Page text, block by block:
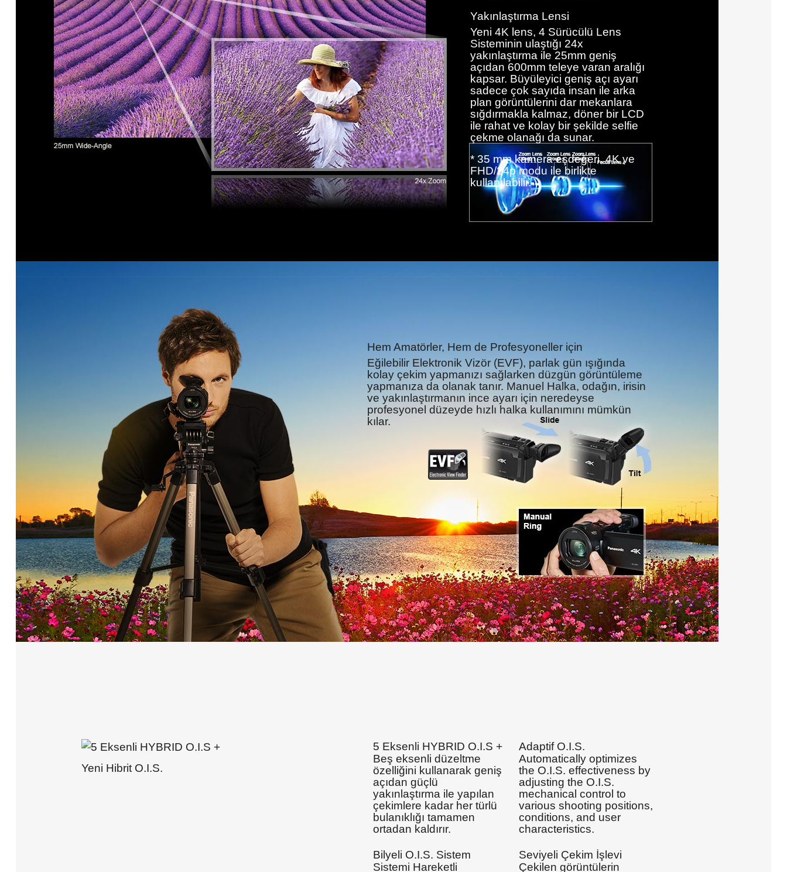
Yakınlaştırma Lensi
Yeni 4K lens, 4 Sürücülü Lens
Sisteminin ulaştığı 24x
yakınlaştırma ile 25mm geniş
açıdan 600mm teleye varan aralığı
kapsar. Büyüleyici geniş açı ayarı
sadece çok sayıda insan ile arka
plan görüntülerini dar mekanlara
sığdırmakla kalmaz, döner bir LCD
ile rahat ve kolay bir şekilde selfie
çekme olanağı da sunar.
* 35 mm kamera eşdeğeri. 4K ve
FHD/24p modu ile birlikte
kullanılabilir.
Hem Amatörler, Hem de Profesyoneller için
Eğilebilir Elektronik Vizör (EVF), parlak gün ışığında
kolay çekim yapmanızı sağlarken düzgün görüntüleme
yapmanıza da olanak tanır. Manuel Halka, odağın, irisin
ve yakınlaştırmanın ince ayarı için neredeyse
profesyonel düzeyde hızlı halka kullanımını mümkün
kılar.
Yeni Hibrit O.I.S.
5 Eksenli HYBRID O.I.S +
Beş eksenli düzeltme
özelliğini kullanarak geniş
açıdan güçlü
yakınlaştırma ile yapılan
çekimlere kadar her türlü
bulanıklığı tamamen
ortadan kaldırır.
Adaptif O.I.S.
Automatically optimizes
the O.I.S. effectiveness by
adjusting the O.I.S.
mechanical control to
various shooting positions,
conditions, and user
characteristics.
Bilyeli O.I.S. Sistem
Sistemi Hareketli
Seviyeli Çekim İşlevi
Çekilen görüntülerin